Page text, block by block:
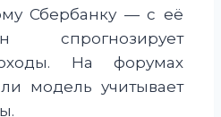
Сбербанку — с её
На форумах
модель учитывает